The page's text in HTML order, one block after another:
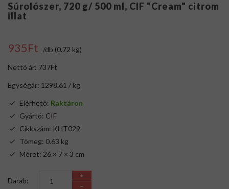
Súrolószer, 720 g/ 500 ml, CIF "Cream" citrom
illat
935Ft /db (0.72 kg)
Nettó ár: 737Ft
Egységár: 1298.61 / kg
Elérhető: Raktáron
Gyártó: CIF
Cikkszám: KHT029
Tömeg: 0.63 kg
Méret: 26 × 7 × 3 cm
Darab: